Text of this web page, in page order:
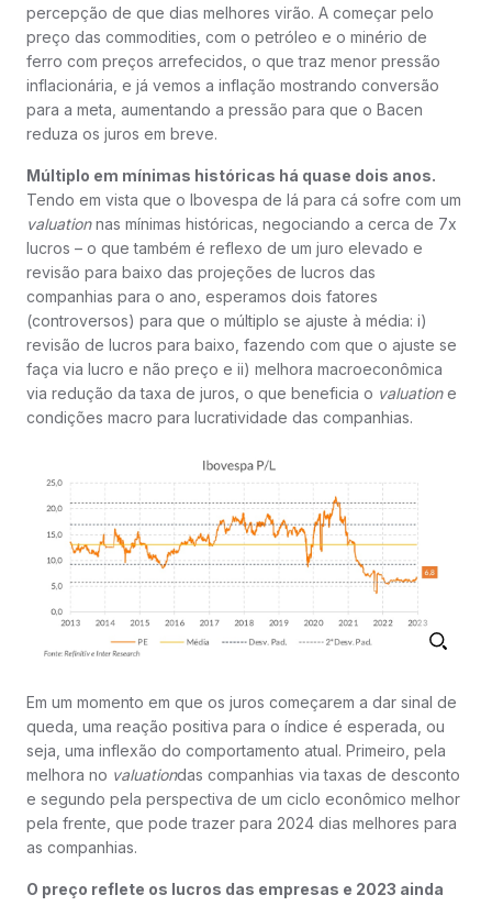
percepção de que dias melhores virão. A começar pelo
preço das commodities, com o petróleo e o minério de
ferro com preços arrefecidos, o que traz menor pressão
inflacionária, e já vemos a inflação mostrando conversão
para a meta, aumentando a pressão para que o Bacen
reduza os juros em breve.
Múltiplo em mínimas históricas há quase dois anos.
Tendo em vista que o Ibovespa de lá para cá sofre com um
valuationnas mínimas históricas, negociando a cerca de 7x
lucros – o que também é reflexo de um juro elevado e
revisão para baixo das projeções de lucros das
companhias para o ano, esperamos dois fatores
(controversos) para que o múltiplo se ajuste à média: i)
revisão de lucros para baixo, fazendo com que o ajuste se
faça via lucro e não preço e ii) melhora macroeconômica
via redução da taxa de juros, o que beneficia o valuatione
condições macro para lucratividade das companhias.
Em um momento em que os juros começarem a dar sinal de
queda, uma reação positiva para o índice é esperada, ou
seja, uma inflexão do comportamento atual. Primeiro, pela
melhora no valuationdas companhias via taxas de desconto
e segundo pela perspectiva de um ciclo econômico melhor
pela frente, que pode trazer para 2024 dias melhores para
as companhias.
O preço reflete os lucros das empresas e 2023 ainda